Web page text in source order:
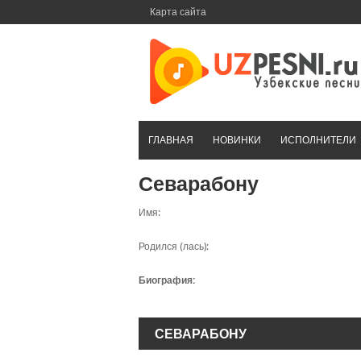
Карта сайта
ГЛАВНАЯ НОВИНКИ ИСПОЛНИТЕЛИ
Севарабону
Имя:
Родился (лась):
Биография:
СЕВАРАБОНУ